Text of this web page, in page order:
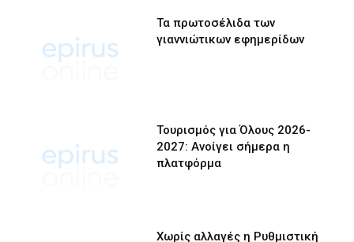
Τα πρωτοσέλιδα των
γιαννιώτικων εφημερίδων
Τουρισμός για Όλους 2026-
2027: Ανοίγει σήμερα η
πλατφόρμα
Χωρίς αλλαγές η Ρυθμιστική